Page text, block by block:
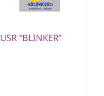
USR “BLINKER”